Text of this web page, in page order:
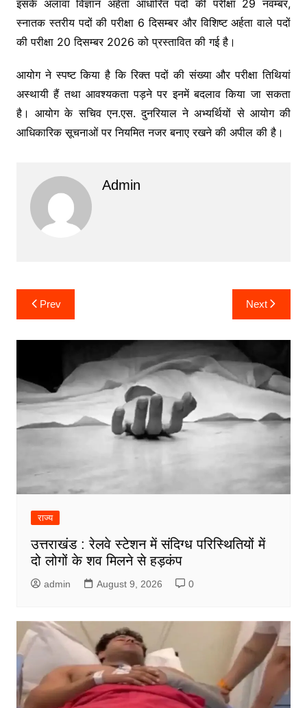
इसके अलावा विज्ञान अर्हता आधारित पदों की परीक्षा 29 नवम्बर,
स्नातक स्तरीय पदों की परीक्षा 6 दिसम्बर और विशिष्ट अर्हता वाले पदों
की परीक्षा 20 दिसम्बर 2026 को प्रस्तावित की गई है।
आयोग ने स्पष्ट किया है कि रिक्त पदों की संख्या और परीक्षा तिथियां
अस्थायी हैं तथा आवश्यकता पड़ने पर इनमें बदलाव किया जा सकता
है। आयोग के सचिव एन.एस. दुनरियाल ने अभ्यर्थियों से आयोग की
आधिकारिक सूचनाओं पर नियमित नजर बनाए रखने की अपील की है।
Admin
Post
navigation
Prev Next
राज्य
उत्तराखंड : रेलवे स्टेशन में संदिग्ध परिस्थितियों में
दो लोगों के शव मिलने से हड़कंप
admin August 9, 2026 0